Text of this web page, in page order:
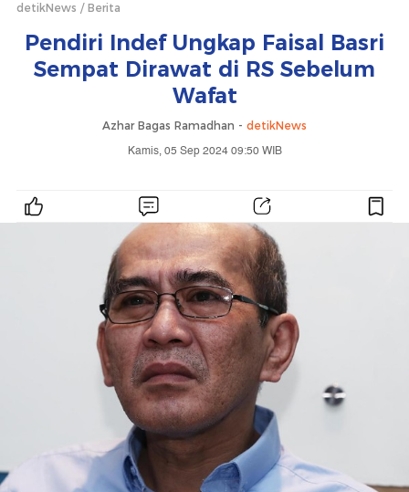
detikNews Berita
Pendiri Indef Ungkap Faisal Basri
Sempat Dirawat di RS Sebelum
Wafat
Azhar Bagas Ramadhan - detikNews
Kamis, 05 Sep 2024 09:50 WIB